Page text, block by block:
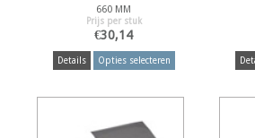
660 MM
Prijs per stuk
€30,14
Details Opties selecteren